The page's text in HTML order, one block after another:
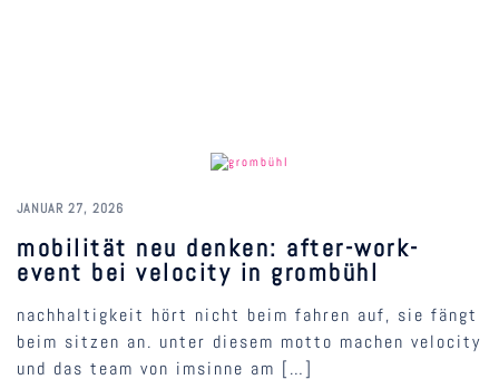
JANUAR 27, 2026
mobilität neu denken: after-work-
event bei velocity in grombühl
nachhaltigkeit hört nicht beim fahren auf, sie fängt
beim sitzen an. unter diesem motto machen velocity
und das team von imsinne am […]